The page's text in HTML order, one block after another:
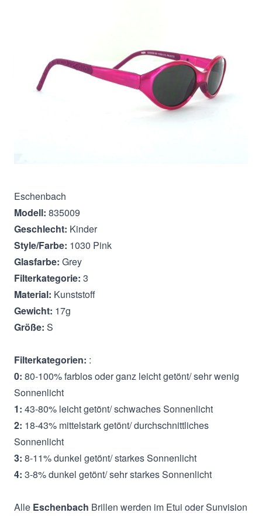
Eschenbach
Modell: 835009
Geschlecht: Kinder
Style/Farbe: 1030 Pink
Glasfarbe: Grey
Filterkategorie: 3
Material: Kunststoff
Gewicht: 17g
Größe: S
Filterkategorien: :
0: 80-100% farblos oder ganz leicht getönt/ sehr wenig
Sonnenlicht
1: 43-80% leicht getönt/ schwaches Sonnenlicht
2: 18-43% mittelstark getönt/ durchschnittliches
Sonnenlicht
3: 8-11% dunkel getönt/ starkes Sonnenlicht
4: 3-8% dunkel getönt/ sehr starkes Sonnenlicht
Alle Eschenbach Brillen werden im Etui oder Sunvision